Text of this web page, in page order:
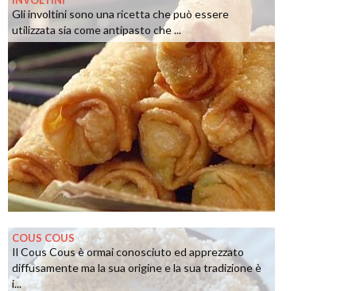
Gli involtini sono una ricetta che può essere
utilizzata sia come antipasto che ...
COUS COUS
Il Cous Cous è ormai conosciuto ed apprezzato
diffusamente ma la sua origine e la sua tradizione è
i...